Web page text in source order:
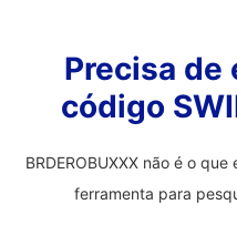
Precisa de
código
BRDEROBUXXX não é o
ferramenta para